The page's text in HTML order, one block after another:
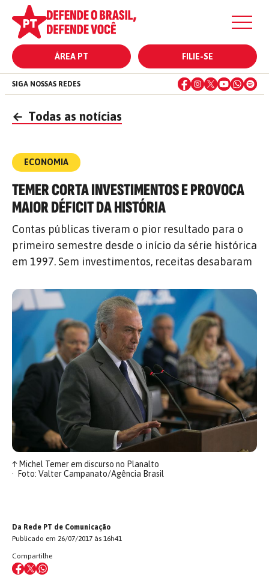
ÁREA PT FILIE-SE
SIGA NOSSAS REDES
← Todas as notícias
ECONOMIA
TEMER CORTA INVESTIMENTOS E PROVOCA
MAIOR DÉFICIT DA HISTÓRIA
Contas públicas tiveram o pior resultado para o
primeiro semestre desde o início da série histórica
em 1997. Sem investimentos, receitas desabaram
↑Michel Temer em discurso no Planalto
Foto: Valter Campanato/Agência Brasil
Da Rede PT de Comunicação
Publicado em 26/07/2017 às 16h41
Compartilhe